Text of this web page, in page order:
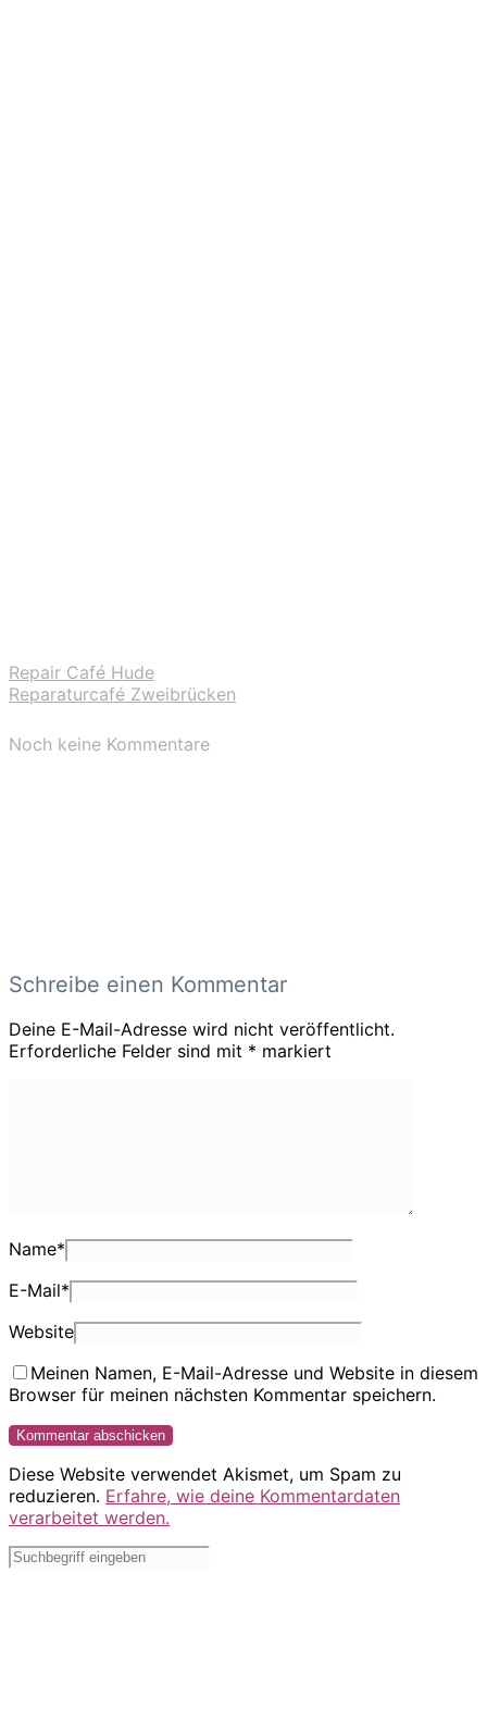
Repair Café Hude
Reparaturcafé Zweibrücken
Noch keine Kommentare
Schreibe einen Kommentar
Deine E-Mail-Adresse wird nicht veröffentlicht.
Erforderliche Felder sind mit * markiert
Name*
E-Mail*
Website
Meinen Namen, E-Mail-Adresse und Website in diesem
Browser für meinen nächsten Kommentar speichern.
Diese Website verwendet Akismet, um Spam zu
reduzieren. Erfahre, wie deine Kommentardaten
verarbeitet werden.